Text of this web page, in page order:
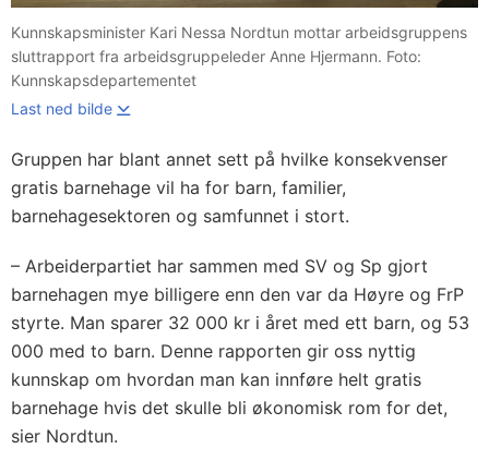
Kunnskapsminister Kari Nessa Nordtun mottar arbeidsgruppens
sluttrapport fra arbeidsgruppeleder Anne Hjermann. Foto:
Kunnskapsdepartementet
Last ned bilde
Gruppen har blant annet sett på hvilke konsekvenser
gratis barnehage vil ha for barn, familier,
barnehagesektoren og samfunnet i stort.
– Arbeiderpartiet har sammen med SV og Sp gjort
barnehagen mye billigere enn den var da Høyre og FrP
styrte. Man sparer 32 000 kr i året med ett barn, og 53
000 med to barn. Denne rapporten gir oss nyttig
kunnskap om hvordan man kan innføre helt gratis
barnehage hvis det skulle bli økonomisk rom for det,
sier Nordtun.